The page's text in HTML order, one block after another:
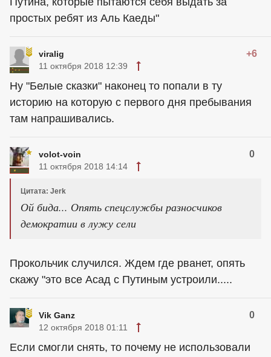
простых ребят из Аль Каеды"
viralig +6
11 октября 2018 12:39
Ну "Белые сказки" наконец то попали в ту
историю на которую с первого дня пребывания
там напрашивались.
volot-voin 0
11 октября 2018 14:14
Цитата: Jerk
Ой бида... Опять спецслужбы разносчиков
демократии в лужу сели
Прокольчик случился. Ждем где рванет, опять
скажу "это все Асад с Путиным устроили.....
Vik Ganz 0
12 октября 2018 01:11
Если смогли снять, то почему не использовали